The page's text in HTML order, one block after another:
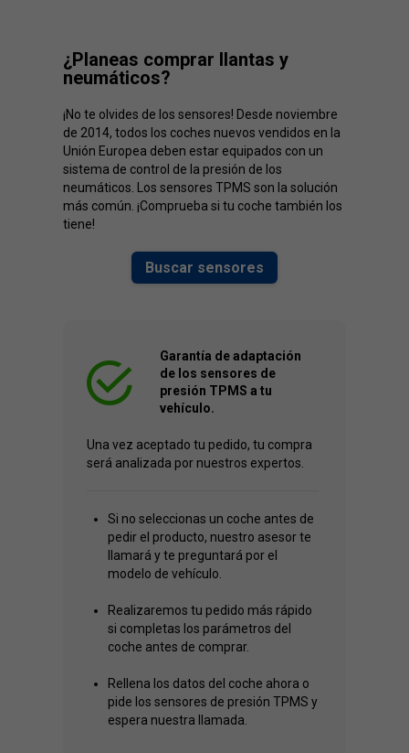
¿Planeas comprar llantas y
neumáticos?
¡No te olvides de los sensores! Desde noviembre
de 2014, todos los coches nuevos vendidos en la
Unión Europea deben estar equipados con un
sistema de control de la presión de los
neumáticos. Los sensores TPMS son la solución
más común. ¡Comprueba si tu coche también los
tiene!
Buscar sensores
Garantía de adaptación
de los sensores de
presión TPMS a tu
vehículo.
Una vez aceptado tu pedido, tu compra
será analizada por nuestros expertos.
Si no seleccionas un coche antes de
pedir el producto, nuestro asesor te
llamará y te preguntará por el
modelo de vehículo.
Realizaremos tu pedido más rápido
si completas los parámetros del
coche antes de comprar.
Rellena los datos del coche ahora o
pide los sensores de presión TPMS y
espera nuestra llamada.